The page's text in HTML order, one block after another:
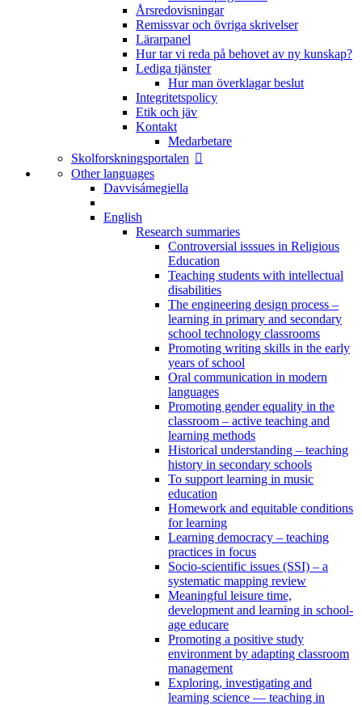
Årsredovisningar
Remissvar och övriga skrivelser
Lärarpanel
Hur tar vi reda på behovet av ny kunskap?
Lediga tjänster
Hur man överklagar beslut
Integritetspolicy
Etik och jäv
Kontakt
Medarbetare
Skolforskningsportalen
Other languages
Davvisámegiella
English
Research summaries
Controversial isssues in Religious
Education
Teaching students with intellectual
disabilities
The engineering design process –
learning in primary and secondary
school technology classrooms
Promoting writing skills in the early
years of school
Oral communication in modern
languages
Promoting gender equality in the
classroom – active teaching and
learning methods
Historical understanding – teaching
history in secondary schools
To support learning in music
education
Homework and equitable conditions
for learning
Learning democracy – teaching
practices in focus
Socio-scientific issues (SSI) – a
systematic mapping review
Meaningful leisure time,
development and learning in school-
age educare
Promoting a positive study
environment by adapting classroom
management
Exploring, investigating and
learning science — teaching in